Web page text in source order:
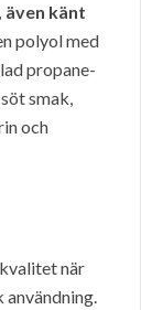
även känt
polyol med
propane-
smak,
och
när